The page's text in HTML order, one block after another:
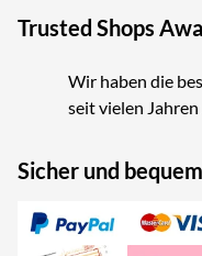
Trusted Shops
Wir haben die
seit vielen
Sicher und